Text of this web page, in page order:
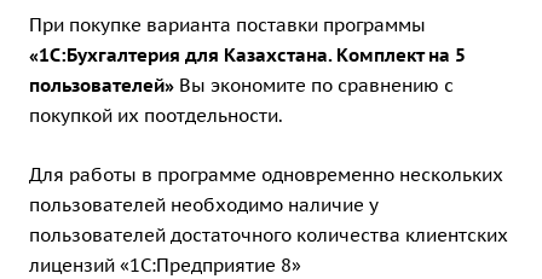
При покупке варианта поставки программы
«1C:Бухгалтерия для Казахстана. Комплект на 5
пользователей» Вы экономите по сравнению с
покупкой их поотдельности.
Для работы в программе одновременно нескольких
пользователей необходимо наличие у
пользователей достаточного количества клиентских
лицензий «1С:Предприятие 8»